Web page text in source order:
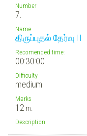
Number
7.
Name
திருப்புதல் தேர்வு II
Recomended time:
00:30:00
Difficulty
medium
Marks
12 m.
Description